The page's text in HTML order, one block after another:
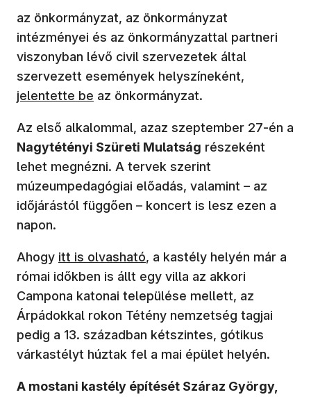
az önkormányzat, az önkormányzat
intézményei és az önkormányzattal partneri
viszonyban lévő civil szervezetek által
szervezett események helyszíneként,
jelentette be az önkormányzat.
Az első alkalommal, azaz szeptember 27-én a
Nagytétényi Szüreti Mulatság részeként
lehet megnézni. A tervek szerint
múzeumpedagógiai előadás, valamint – az
időjárástól függően – koncert is lesz ezen a
napon.
Ahogy (új ablakban nyílik meg)
itt is olvasható, a kastély helyén már a
római időkben is állt egy villa az akkori
Campona katonai települése mellett, az
Árpádokkal rokon Tétény nemzetség tagjai
pedig a 13. században kétszintes, gótikus
várkastélyt húztak fel a mai épület helyén.
A mostani kastély építését Száraz György,